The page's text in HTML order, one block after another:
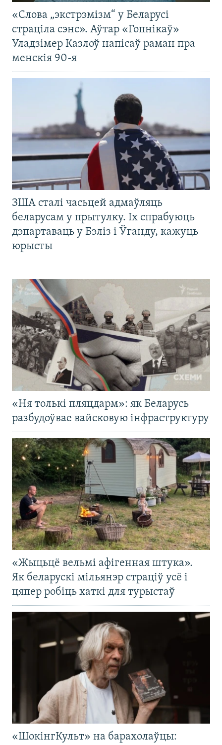
«Слова „экстрэмізм“ у Беларусі
страціла сэнс». Аўтар «Гопнікаў»
Уладзімер Казлоў напісаў раман пра
менскія 90-я
ЗША сталі часьцей адмаўляць
беларусам у прытулку. Іх спрабуюць
дэпартаваць у Бэліз і Ўганду, кажуць
юрысты
«Ня толькі пляцдарм»: як Беларусь
разбудоўвае вайсковую інфраструктуру
«Жыцьцё вельмі афігенная штука».
Як беларускі мільянэр страціў усё і
цяпер робіць хаткі для турыстаў
«ШокінгКульт» на барахолаўцы: